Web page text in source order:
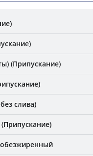
(Припускание)
слива)